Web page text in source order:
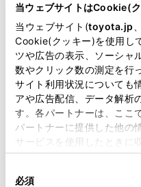
当ウェブサイトはCookie(ク
当ウェブサイト(toyota.jp
Cookie(クッキー)を使用し
ツや広告の表示、ソーシャ
数やクリック数の測定を行
サイト利用状況についても
アや広告配信、データ解析
す。各パートナーは、ここ
パートナーに提供した他の
サービスを使用したときに
使用することがあります。
必須
必須 郵便番号
必須 都道府県